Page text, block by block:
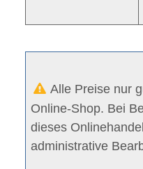
Alle Preise nur
Online-Shop. Bei
dieses
administrative